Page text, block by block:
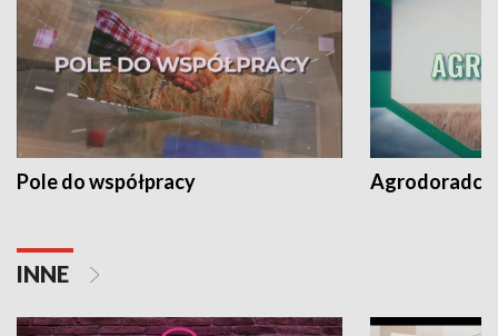
Pole do współpracy Agrodoradcy
INNE